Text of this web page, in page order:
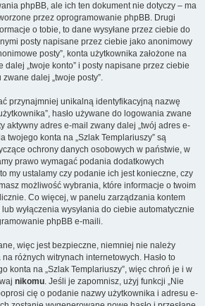
phpBB, ale ich ten dokument nie dotyczy – ma
przez oprogramowanie phpBB. Drugi
o tobie, to dane wysyłane przez ciebie do
posty napisane przez ciebie jako anonimowy
posty”, konta użytkownika założone na
dalej „twoje konto” i posty napisane przez ciebie
dalej „twoje posty”.
przynajmniej unikalną identyfikacyjną nazwę
hasło używane do logowania zwane
aktywny adres e-mail zwany dalej „twój adres e-
twojego konta na „Szlak Templariuszy” są
ochrony danych osobowych w państwie, w
prawo wymagać podania dodatkowych
my ustalamy czy podanie ich jest konieczne, czy
możliwość wybrania, które informacje o twoim
Co więcej, w panelu zarządzania kontem
wyłączenia wysyłania do ciebie automatycznie
phpBB e-maili.
więc jest bezpieczne, niemniej nie należy
różnych witrynach internetowych. Hasło to
konta na „Szlak Templariuszy”, więc chroń je i w
nikomu. Jeśli je zapomnisz, użyj funkcji „Nie
cię o podanie nazwy użytkownika i adresu e-